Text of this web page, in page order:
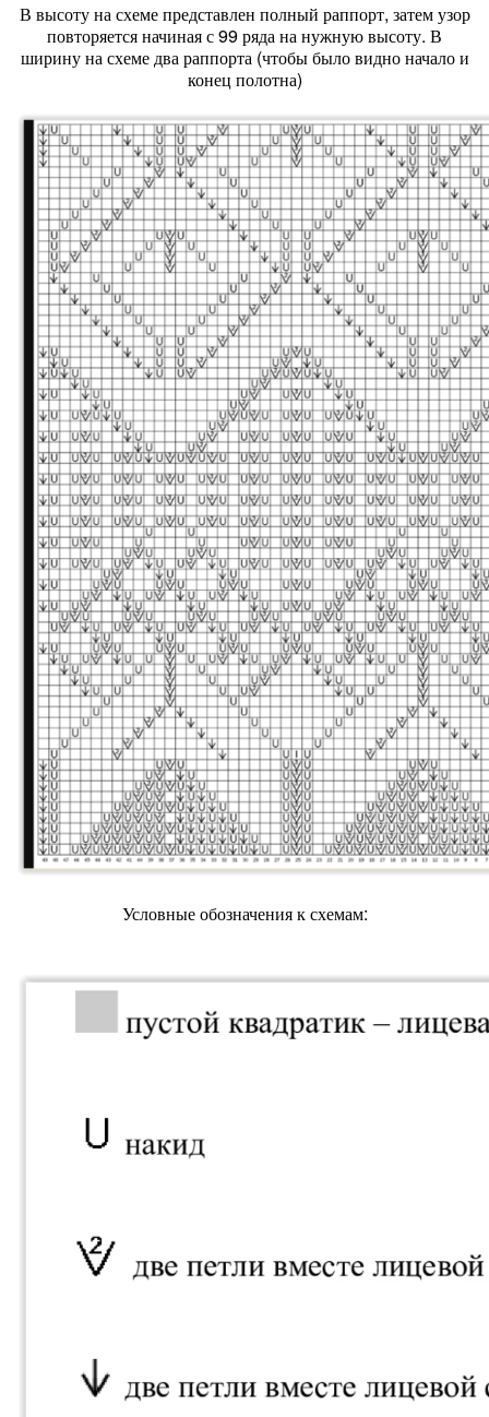
В высоту на схеме представлен полный раппорт, затем узор
повторяется начиная с 99 ряда на нужную высоту. В
ширину на схеме два раппорта (чтобы было видно начало и
конец полотна)
Условные обозначения к схемам: